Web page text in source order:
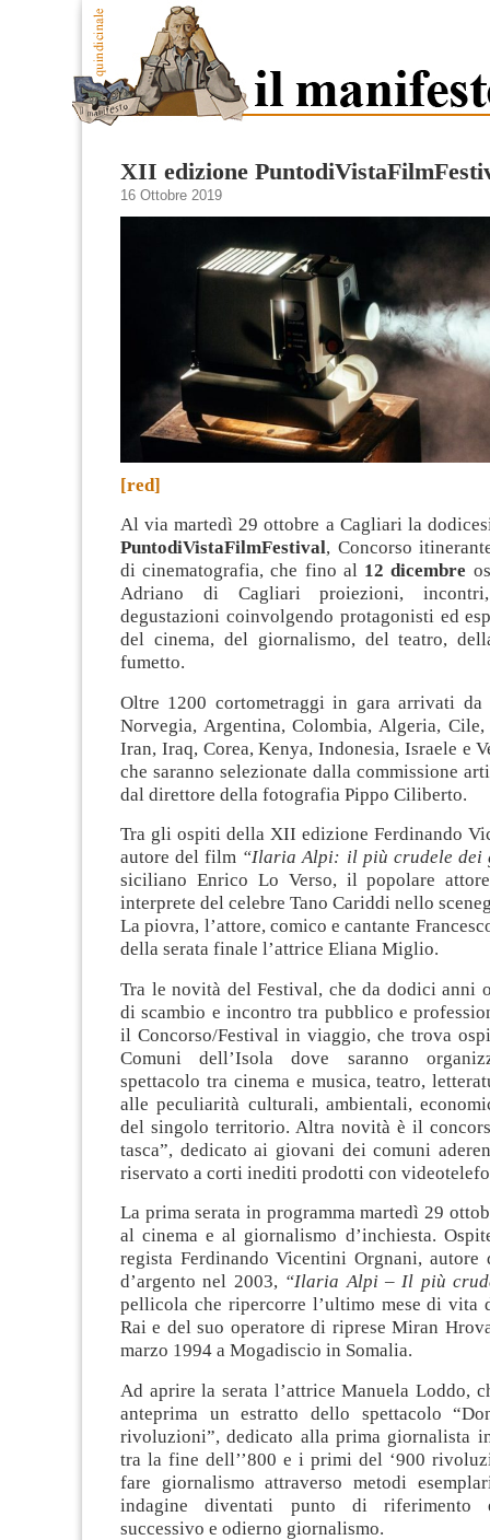
XII edizione
16 Ottobre 2019
[red]
Al via martedì 29 ottobre a Cagliari la
PuntodiVistaFilmFestival, Concorso
di cinematografia, che fino al 12 dicembre
Adriano di Cagliari proiezioni,
degustazioni coinvolgendo protagonisti ed
del cinema, del giornalismo, del teatro,
fumetto.
Oltre 1200 cortometraggi in gara arrivati
Norvegia, Argentina, Colombia, Algeria, Cile,
Iran, Iraq, Corea, Kenya, Indonesia, Israele e
che saranno selezionate dalla commissione
dal direttore della fotografia Pippo Ciliberto.
Tra gli ospiti della XII edizione Ferdinando
autore del film “Ilaria Alpi: il più crudele dei
siciliano Enrico Lo Verso, il popolare
interprete del celebre Tano Cariddi nello
La piovra, l’attore, comico e cantante
della serata finale l’attrice Eliana Miglio.
Tra le novità del Festival, che da dodici anni
di scambio e incontro tra pubblico e
il Concorso/Festival in viaggio, che trova
Comuni dell’Isola dove saranno
spettacolo tra cinema e musica, teatro,
alle peculiarità culturali, ambientali,
del singolo territorio. Altra novità è il
tasca”, dedicato ai giovani dei comuni
riservato a corti inediti prodotti con
La prima serata in programma martedì 29
al cinema e al giornalismo d’inchiesta.
regista Ferdinando Vicentini Orgnani,
d’argento nel 2003, “Ilaria Alpi – Il più
pellicola che ripercorre l’ultimo mese di vita
Rai e del suo operatore di riprese Miran
marzo 1994 a Mogadiscio in Somalia.
Ad aprire la serata l’attrice Manuela Loddo,
anteprima un estratto dello spettacolo
rivoluzioni”, dedicato alla prima giornalista
tra la fine dell’’800 e i primi del ‘900
fare giornalismo attraverso metodi
indagine diventati punto di riferimento
successivo e odierno giornalismo.